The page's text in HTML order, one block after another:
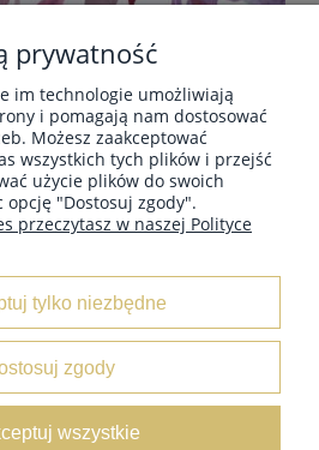
POMOC
I DOSTAWA
KOLEKCJE
prywatność
im technologie umożliwiają
i pomagają nam dostosować
Możesz zaakceptować
wszystkich tych plików i przejść
użycie plików do swoich
"Dostosuj zgody".
przeczytasz w naszej Polityce
tylko niezbędne
zgody
wszystkie